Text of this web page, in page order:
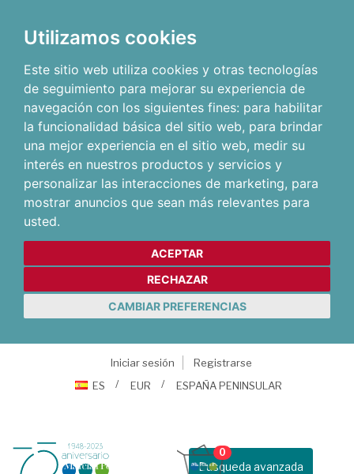
Utilizamos cookies
Este sitio web utiliza cookies y otras tecnologías
de seguimiento para mejorar su experiencia de
navegación con los siguientes fines: para habilitar
la funcionalidad básica del sitio web, para brindar
una mejor experiencia en el sitio web, medir su
interés en nuestros productos y servicios y
personalizar las interacciones de marketing, para
mostrar anuncios que sean más relevantes para
usted.
ACEPTAR
RECHAZAR
CAMBIAR PREFERENCIAS
Iniciar sesión
Registrarse
ES
EUR ESPAÑA PENINSULAR
Busqueda avanzada
0